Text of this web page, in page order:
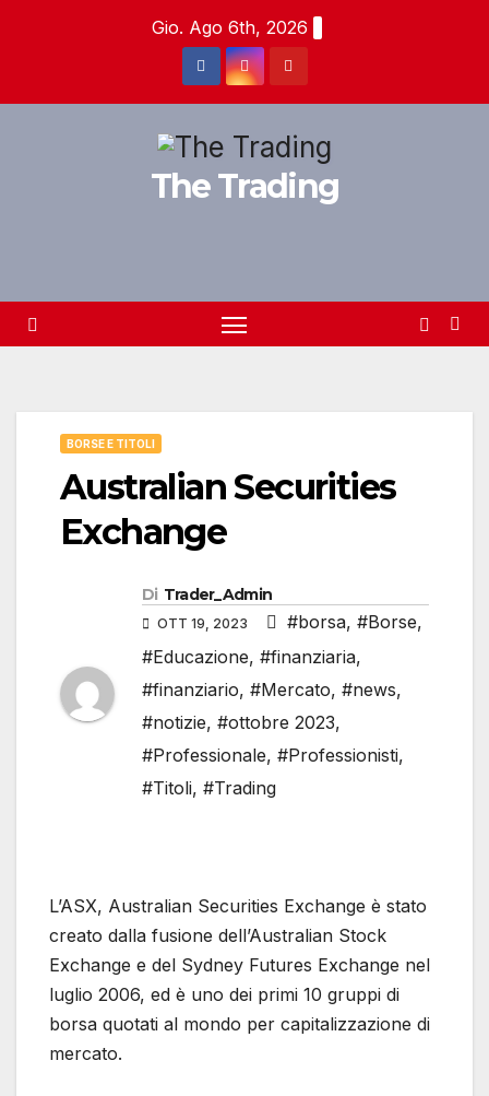
Gio. Ago 6th, 2026
The Trading
BORSE E TITOLI
Australian Securities
Exchange
Di Trader_Admin
OTT 19, 2023 #borsa, #Borse,
#Educazione, #finanziaria,
#finanziario, #Mercato, #news,
#notizie, #ottobre 2023,
#Professionale, #Professionisti,
#Titoli, #Trading
L’ASX, Australian Securities Exchange è stato
creato dalla fusione dell’Australian Stock
Exchange e del Sydney Futures Exchange nel
luglio 2006, ed è uno dei primi 10 gruppi di
borsa quotati al mondo per capitalizzazione di
mercato.